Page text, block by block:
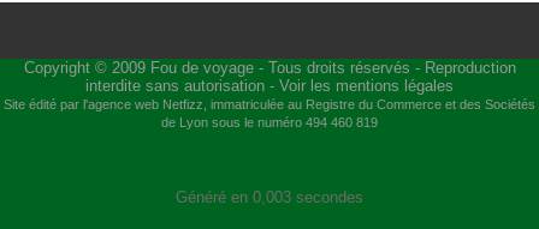
Copyright © 2009 Fou de voyage- Tous droits réservés - Reproduction
interdite sans autorisation - Voir les mentions légales
Site édité par l'agence web Netfizz , immatriculée au Registre du Commerce et des Sociétés
de Lyon sous le numéro 494 460 819
Généré en 0,003 secondes